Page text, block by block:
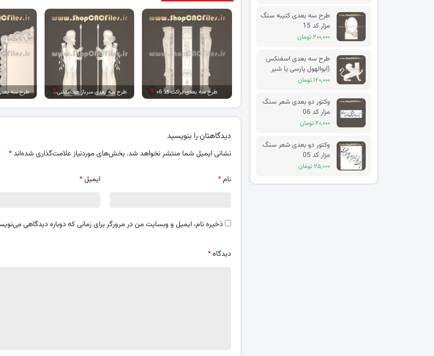
طرح سه بعدی براکت کد ۰6 طرح سه بعدی سرباز هخامنشی کد 04
دیدگاهتان را بنویسید
نشانی ایمیل شما منتشر نخواهد شد. بخش‌های موردنیاز علامت‌گذاری شده‌اند*
نام* ایمیل*
ذخیره نام، ایمیل و وبسایت من در مرورگر برای زمانی که دوباره دیدگاهی
دیدگاه*
طرح سه بعدی کتیبه سنگ
مزار کد 15
۲۰۰,۰۰۰ تومان
طرح سه بعدی اسفنکس
(ابوالهول پارسی یا شیر
بالدار) کد 02
۱۲۰,۰۰۰ تومان
وکتور دو بعدی شعر سنگ
مزار کد 06
۲۰,۰۰۰ تومان
وکتور دو بعدی شعر سنگ
مزار کد 05
۲۵,۰۰۰ تومان